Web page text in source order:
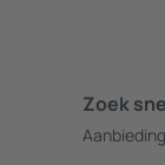
Zoek